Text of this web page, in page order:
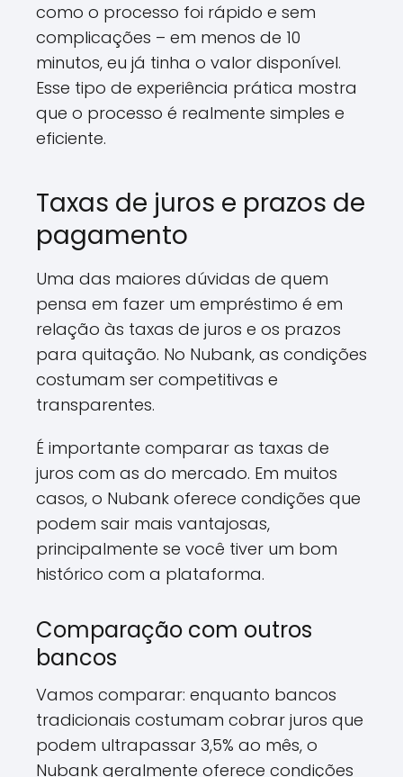
como o processo foi rápido e sem
complicações – em menos de 10
minutos, eu já tinha o valor disponível.
Esse tipo de experiência prática mostra
que o processo é realmente simples e
eficiente.
Taxas de juros e prazos de
pagamento
Uma das maiores dúvidas de quem
pensa em fazer um empréstimo é em
relação às taxas de juros e os prazos
para quitação. No Nubank, as condições
costumam ser competitivas e
transparentes.
É importante comparar as taxas de
juros com as do mercado. Em muitos
casos, o Nubank oferece condições que
podem sair mais vantajosas,
principalmente se você tiver um bom
histórico com a plataforma.
Comparação com outros
bancos
Vamos comparar: enquanto bancos
tradicionais costumam cobrar juros que
podem ultrapassar 3,5% ao mês, o
Nubank geralmente oferece condições